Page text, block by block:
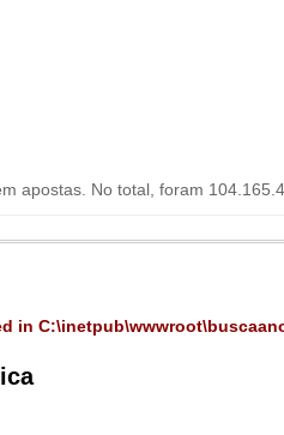
apostas. No total, foram
in